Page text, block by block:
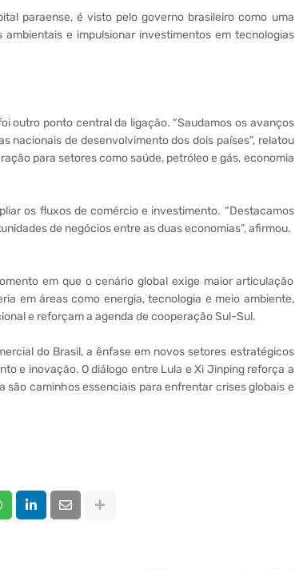
paraense, é visto pelo governo brasileiro como uma
e impulsionar investimentos em tecnologias
outro ponto central da ligação. “Saudamos os avanços
nacionais de desenvolvimento dos dois países”, relatou
para setores como saúde, petróleo e gás, economia
os fluxos de comércio e investimento. “Destacamos
de negócios entre as duas economias”, afirmou.
em que o cenário global exige maior articulação
em áreas como energia, tecnologia e meio ambiente,
e reforçam a agenda de cooperação Sul-Sul.
do Brasil, a ênfase em novos setores estratégicos
e inovação. O diálogo entre Lula e Xi Jinping reforça a
caminhos essenciais para enfrentar crises globais e